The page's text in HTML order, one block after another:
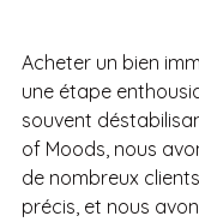
Acheter un bien
une étape
souvent
of Moods, nous
de nombreux
précis, et nous